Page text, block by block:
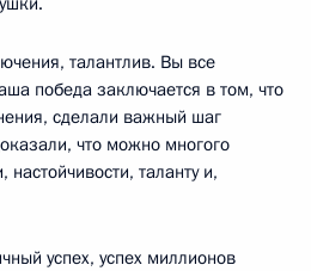
талантлив. Вы все
победа заключается в том, что
сделали важный шаг
что можно многого
таланту и,
успех, успех миллионов